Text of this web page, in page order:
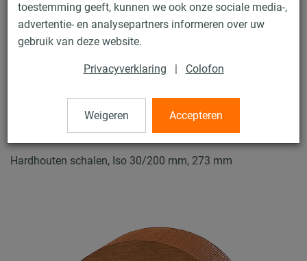
toestemming geeft, kunnen we ook onze sociale media-,
advertentie- en analysepartners informeren over uw
gebruik van deze website.
Privacyverklaring | Colofon
Weigeren Accepteren
Producten Bevestigingstechniek
Zware leidingbevestiging
Vastpunt en Glijbevestigingen voor zware leidingbevestiging
Hardhouten schalen
2 / 8
Hardhouten schalen
Hardhouten schalen, Iso 30/200 mm, 273 mm